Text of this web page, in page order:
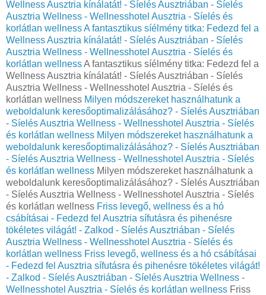
Wellness Ausztria kínálatát! - Síelés Ausztriában - Síelés
Ausztria Wellness - Wellnesshotel Ausztria - Síelés és
korlátlan wellnessA fantasztikus síélmény titka: Fedezd fel a
Wellness Ausztria kínálatát! - Síelés Ausztriában - Síelés
Ausztria Wellness - Wellnesshotel Ausztria - Síelés és
korlátlan wellnessA fantasztikus síélmény titka: Fedezd fel a
Wellness Ausztria kínálatát! - Síelés Ausztriában - Síelés
Ausztria Wellness - Wellnesshotel Ausztria - Síelés és
korlátlan wellness Milyen módszereket használhatunk a
weboldalunk keresőoptimalizálásához? - Síelés Ausztriában
- Síelés Ausztria Wellness - Wellnesshotel Ausztria - Síelés
és korlátlan wellness Milyen módszereket használhatunk a
weboldalunk keresőoptimalizálásához? - Síelés Ausztriában
- Síelés Ausztria Wellness - Wellnesshotel Ausztria - Síelés
és korlátlan wellness Milyen módszereket használhatunk a
weboldalunk keresőoptimalizálásához? - Síelés Ausztriában
- Síelés Ausztria Wellness - Wellnesshotel Ausztria - Síelés
és korlátlan wellness Friss levegő, wellness és a hó
csábításai - Fedezd fel Ausztria sífutásra és pihenésre
tökéletes világát! - Zalkod - Síelés Ausztriában - Síelés
Ausztria Wellness - Wellnesshotel Ausztria - Síelés és
korlátlan wellness Friss levegő, wellness és a hó csábításai
- Fedezd fel Ausztria sífutásra és pihenésre tökéletes világát!
- Zalkod - Síelés Ausztriában - Síelés Ausztria Wellness -
Wellnesshotel Ausztria - Síelés és korlátlan wellness Friss